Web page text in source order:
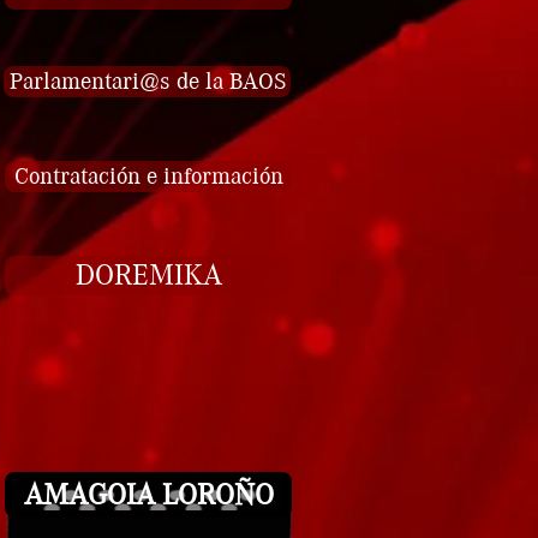
Parlamentari@s de la BAOS
Contratación e información
DOREMIKA
AMAGOIA LOROÑO